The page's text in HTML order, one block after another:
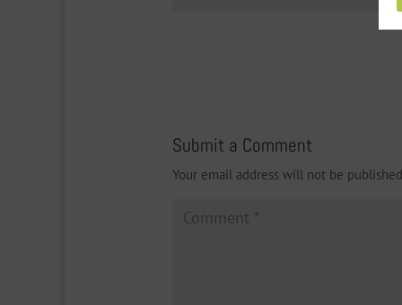
Submit a Comment
Your email address will not be